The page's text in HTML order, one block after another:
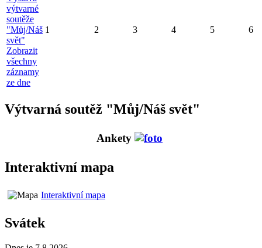
výtvarné
soutěže
"Můj/Náš
svět"
Zobrazit
všechny
záznamy
ze dne
1 2 3 4 5 6
Výtvarná soutěž "Můj/Náš svět"
Ankety
Interaktivní mapa
Interaktivní mapa
Svátek